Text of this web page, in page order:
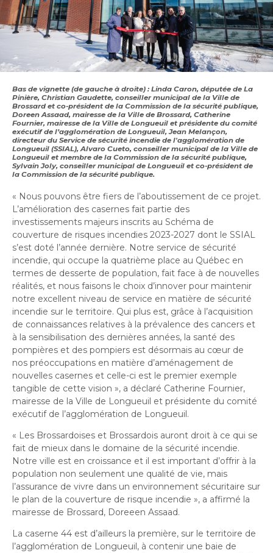
nouvelle
fenêtre
Bureau de l’éthique et de l’inspection
contractuelle
dans
une
nouvelle
fenêtre
Bureau protecteur citoyen
Bureau protecteur citoyen
Centre-ville de Longueuil
Centre-ville de Longueuil
Cour municipale et contravention
Gouvernance et saine gestion
Gouvernance et saine gestion
Office de participation publique de Longueuil
Office de participation publique de Longueuil
Ouvre
dans
une
nouvelle
Politiques municipales
Politiques municipales
Réclamations
Vérificatrice générale
Vérificatrice générale
Bas de vignette (de gauche à droite) : Linda Caron, députée de La
Pinière, Christian Gaudette, conseiller municipal de la Ville de
Brossard et co-président de la Commission de la sécurité publique,
Doreen Assaad, mairesse de la Ville de Brossard, Catherine
Fournier, mairesse de la Ville de Longueuil et présidente du comité
exécutif de l’agglomération de Longueuil, Jean Melançon,
directeur du Service de sécurité incendie de l'agglomération de
Longueuil (SSIAL), Alvaro Cueto, conseiller municipal de la Ville de
Longueuil et membre de la Commission de la sécurité publique,
Sylvain Joly, conseiller municipal de Longueuil et co-président de
la Commission de la sécurité publique.
« Nous pouvons être fiers de l’aboutissement de ce projet.
L’amélioration des casernes fait partie des
investissements majeurs inscrits au Schéma de
couverture de risques incendies 2023-2027 dont le SSIAL
s’est doté l’année dernière. Notre service de sécurité
incendie, qui occupe la quatrième place au Québec en
termes de desserte de population, fait face à de nouvelles
réalités, et nous faisons le choix d’innover pour maintenir
notre excellent niveau de service en matière de sécurité
incendie sur le territoire. Qui plus est, grâce à l’acquisition
de connaissances relatives à la prévalence des cancers et
à la sensibilisation des dernières années, la santé des
pompières et des pompiers est désormais au cœur de
nos préoccupations en matière d’aménagement de
nouvelles casernes et celle-ci est le premier exemple
tangible de cette vision », a déclaré Catherine Fournier,
mairesse de la Ville de Longueuil et présidente du comité
exécutif de l’agglomération de Longueuil.
« Les Brossardoises et Brossardois auront droit à ce qui se
fait de mieux dans le domaine de la sécurité incendie.
Notre ville est en croissance et il est important d’offrir à la
population non seulement une qualité de vie, mais
l’assurance de vivre dans un environnement sécuritaire sur
le plan de la couverture de risque incendie », a affirmé la
mairesse de Brossard, Doreeen Assaad.
La caserne 44 est d’ailleurs la première, sur le territoire de
l’agglomération de Longueuil, à contenir une baie de